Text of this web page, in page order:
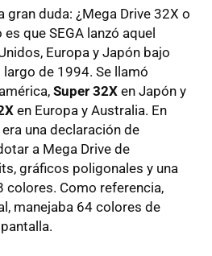
gran duda: ¿Mega Drive 32X o
que SEGA lanzó aquel
Europa y Japón bajo
de 1994. Se llamó
Super 32X en Japón y
en Europa y Australia. En
una declaración de
a Mega Drive de
gráficos poligonales y una
colores. Como referencia,
manejaba 64 colores de